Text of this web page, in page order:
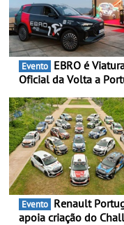
Evento
Oficial da Volta a
presença nacional ao
da mítica prova de
e leva a sua gama
multi-energia às
de Portugal
Evento
apoia criação do